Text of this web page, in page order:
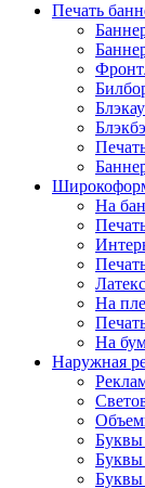
Печать
На
На
На
Наружная
Буквы
Буквы
Буквы